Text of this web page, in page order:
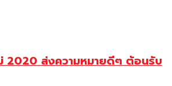
2020 ส่งความหมายดีๆ ต้อนรับ